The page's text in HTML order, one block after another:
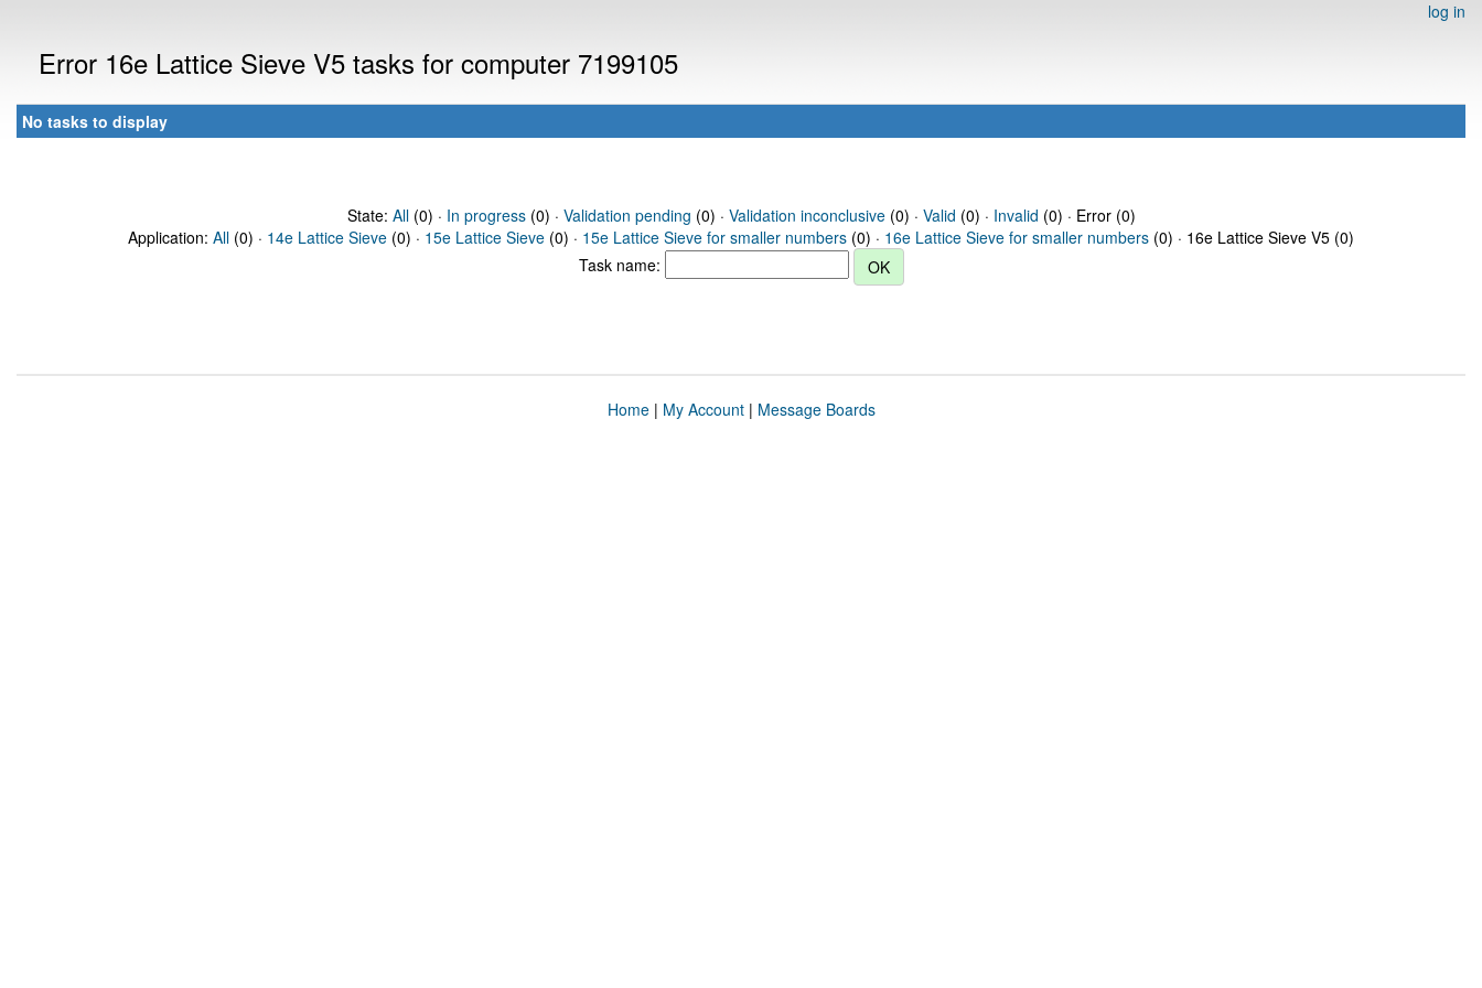
log in
Error 16e Lattice Sieve V5 tasks for computer 7199105
No tasks to display
State: All(0) · In progress(0) · Validation pending (0) · Validation inconclusive(0) · Valid (0) · Invalid (0) · Error (0)
Application: All (0) · 14e Lattice Sieve (0) · 15e Lattice Sieve (0) · 15e Lattice Sieve for smaller numbers (0) · 16e Lattice Sieve for smaller numbers (0) · 16e Lattice Sieve V5 (0)
Task name:
Home| My Account| Message Boards